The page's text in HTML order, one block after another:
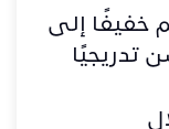
خفيفًا إلى
تدريجيًا